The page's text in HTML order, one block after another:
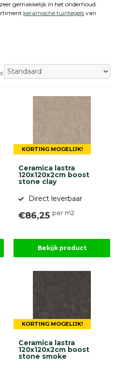
gemakkelijk in het onderhoud.
keramische tuintegelsvan
KORTING MOGELIJK!
Ceramica lastra
120x120x2cm boost
stone clay
Direct leverbaar
€86,25 per m2
Bekijk product
KORTING MOGELIJK!
Ceramica lastra
120x120x2cm boost
stone smoke